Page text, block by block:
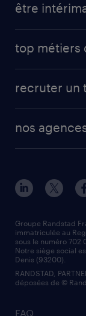
créer un
être
app talent /
top métiers
assistant
comptable
recruter un
solutions
contact
faq intérim /
nos
nos agences
nos agences
nos cabinets
FAQ
Groupe Randstad
immatriculée au
sous le numéro 702
Notre siège social
Denis (93200).
RANDSTAD,
déposées de ©